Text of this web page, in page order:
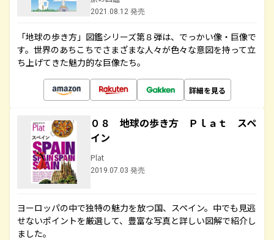
2021.08.12 発売
「地球の歩き方」図鑑シリーズ第８弾は、でっかい像・巨像で
す。世界のあちこちでさまざまな人々が色々な意図を持って立
ち上げてきた魅力的な巨像たち。
詳細を見る
０８ 地球の歩き方 Ｐｌａｔ スペ
イン
Plat
2019.07.03 発売
ヨーロッパの中で独特の魅力を放つ国、スペイン。中でも見逃
せないポイントを厳選して、豊富な写真と詳しい図解で紹介し
ました。